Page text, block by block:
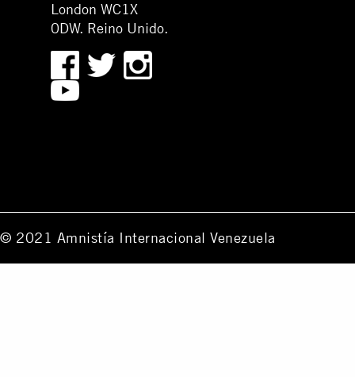
London WC1X
0DW. Reino Unido.
© 2021 Amnistía Internacional Venezuela